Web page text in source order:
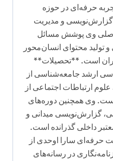
حرفه‌ای در حوزه
گزارش‌نویسی و مدیریت
وی پوشش مسائل
تولید محتوای انسان‌محور
است. **تحصیلات**
ارشد جامعه‌شناسی از
ارتباطات اجتماعی از
وی همچنین دوره‌های
گزارش‌نویسی میدانی و
داخلی گذرانده است.
حرفه‌ای سارا اوحدی از
در رسانه‌های